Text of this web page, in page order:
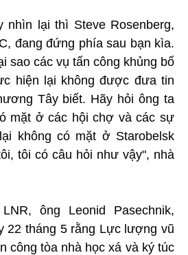
nhìn lại thì Steve Rosenberg,
đang đứng phía sau bạn kìa.
sao các vụ tấn công khủng bố
hiện lại không được đưa tin
Tây biết. Hãy hỏi ông ta
mặt ở các hội chợ và các sự
không có mặt ở Starobelsk
tôi có câu hỏi như vậy", nhà
ông Leonid Pasechnik,
22 tháng 5 rằng Lực lượng vũ
công tòa nhà học xá và ký túc